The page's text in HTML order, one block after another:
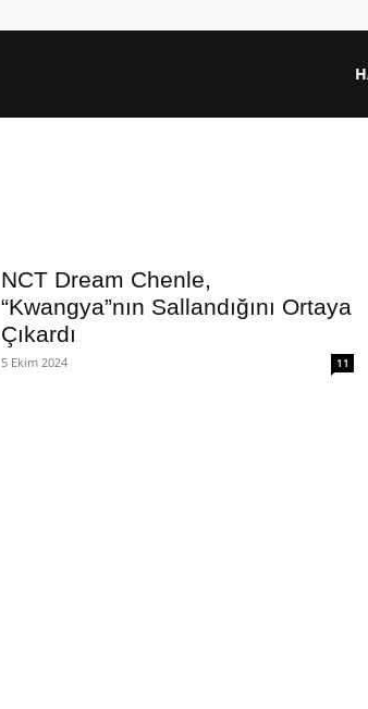
NCT Dream Chenle,
“Kwangya”nın Sallandığını Ortaya
Çıkardı
5 Ekim 2024 11